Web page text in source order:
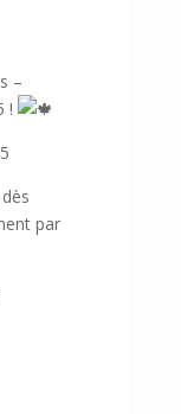
–
!
par